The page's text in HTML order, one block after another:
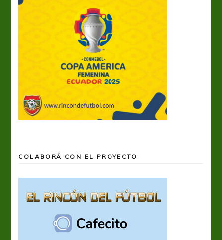
COLABORÁ CON EL PROYECTO